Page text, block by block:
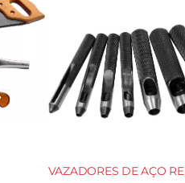
VAZADORES DE AÇO